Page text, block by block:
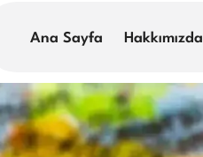
Ana Sayfa Hakkımızda